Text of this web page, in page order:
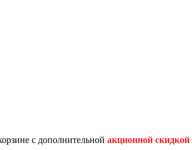
с дополнительной акционной скидкой